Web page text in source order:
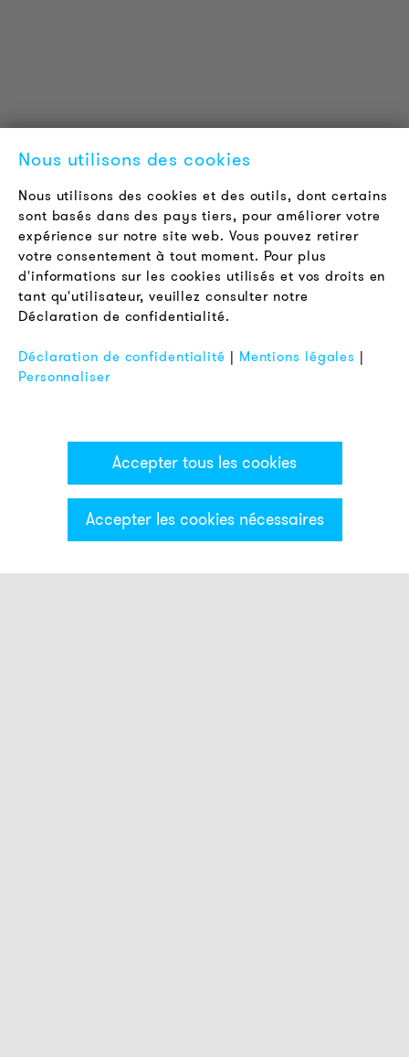
Catégories & Filter
Offres d'emploi
Newsletter
LÉGAL
Conditions Générales de Vente
Protection des Données
Mentions Légales
Nous utilisons des cookies
Nous utilisons des cookies et des outils, dont certains
sont basés dans des pays tiers, pour améliorer votre
expérience sur notre site web. Vous pouvez retirer
votre consentement à tout moment. Pour plus
d'informations sur les cookies utilisés et vos droits en
tant qu'utilisateur, veuillez consulter notre
Déclaration de confidentialité.
Déclaration de confidentialité | Mentions légales |
Personnaliser
Accepter tous les cookies
Accepter les cookies nécessaires